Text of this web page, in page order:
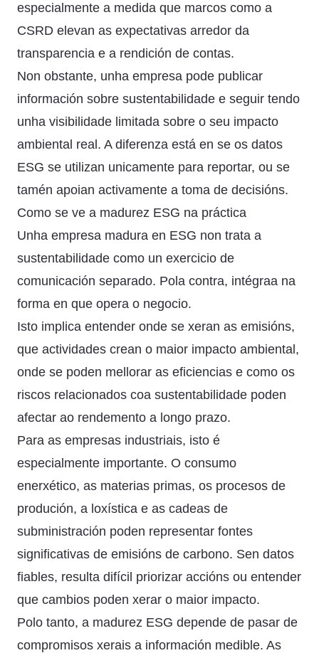
especialmente a medida que marcos como a
CSRD elevan as expectativas arredor da
transparencia e a rendición de contas.
Non obstante, unha empresa pode publicar
información sobre sustentabilidade e seguir tendo
unha visibilidade limitada sobre o seu impacto
ambiental real. A diferenza está en se os datos
ESG se utilizan unicamente para reportar, ou se
tamén apoian activamente a toma de decisións.
Como se ve a madurez ESG na práctica
Unha empresa madura en ESG non trata a
sustentabilidade como un exercicio de
comunicación separado. Pola contra, intégraa na
forma en que opera o negocio.
Isto implica entender onde se xeran as emisións,
que actividades crean o maior impacto ambiental,
onde se poden mellorar as eficiencias e como os
riscos relacionados coa sustentabilidade poden
afectar ao rendemento a longo prazo.
Para as empresas industriais, isto é
especialmente importante. O consumo
enerxético, as materias primas, os procesos de
produción, a loxística e as cadeas de
subministración poden representar fontes
significativas de emisións de carbono. Sen datos
fiables, resulta difícil priorizar accións ou entender
que cambios poden xerar o maior impacto.
Polo tanto, a madurez ESG depende de pasar de
compromisos xerais a información medible. As